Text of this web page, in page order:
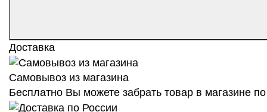
Доставка
Самовывоз из магазина
Бесплатно Вы можете забрать товар в магазине